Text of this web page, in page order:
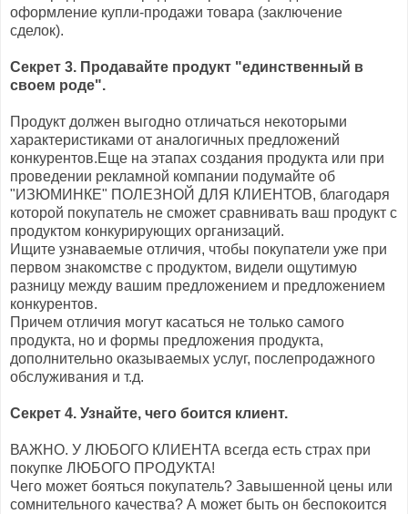
оформление купли-продажи товара (заключение
сделок).
Секрет 3. Продавайте продукт "единственный в
своем роде".
Продукт должен выгодно отличаться некоторыми
характеристиками от аналогичных предложений
конкурентов.Еще на этапах создания продукта или при
проведении рекламной компании подумайте об
"ИЗЮМИНКЕ" ПОЛЕЗНОЙ ДЛЯ КЛИЕНТОВ, благодаря
которой покупатель не сможет сравнивать ваш продукт с
продуктом конкурирующих организаций.
Ищите узнаваемые отличия, чтобы покупатели уже при
первом знакомстве с продуктом, видели ощутимую
разницу между вашим предложением и предложением
конкурентов.
Причем отличия могут касаться не только самого
продукта, но и формы предложения продукта,
дополнительно оказываемых услуг, послепродажного
обслуживания и т.д.
Секрет 4. Узнайте, чего боится клиент.
ВАЖНО. У ЛЮБОГО КЛИЕНТА всегда есть страх при
покупке ЛЮБОГО ПРОДУКТА!
Чего может бояться покупатель? Завышенной цены или
сомнительного качества? А может быть он беспокоится